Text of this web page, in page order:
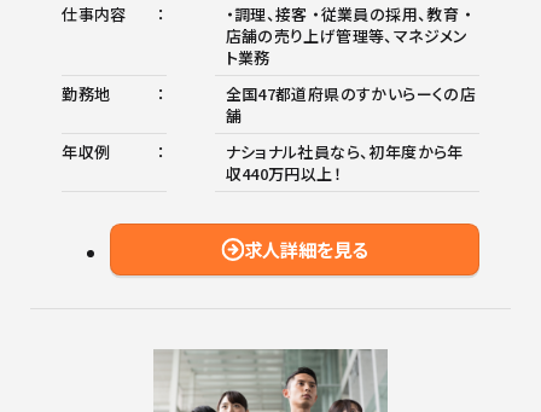
仕事内容
・調理、接客 ・従業員の採用、教育 ・
店舗の売り上げ管理等、マネジメン
ト業務
勤務地
全国47都道府県のすかいらーくの店
舗
年収例
ナショナル社員なら、初年度から年
収440万円以上！
求人詳細を見る